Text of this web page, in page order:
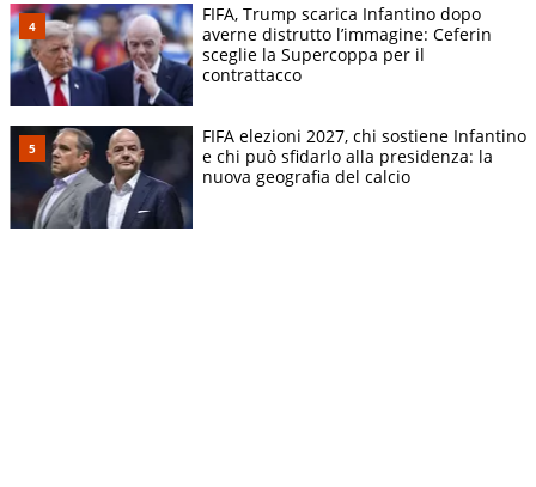
FIFA, Trump scarica Infantino dopo
averne distrutto l’immagine: Ceferin
sceglie la Supercoppa per il
contrattacco
FIFA elezioni 2027, chi sostiene Infantino
e chi può sfidarlo alla presidenza: la
nuova geografia del calcio